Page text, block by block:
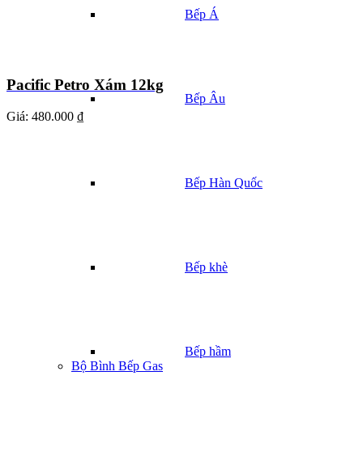
Bếp Á
Bếp Âu
Bếp Hàn Quốc
Bếp khè
Bếp hầm
Bộ Bình Bếp Gas
Pacific Petro Xám 12kg
Giá: 480.000 ₫